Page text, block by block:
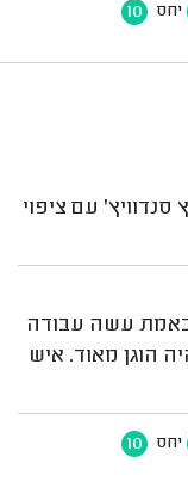
יחס 10
סנדוויץ' עם ציפוי
באמת עשה עבודה
הוגן מאוד. איש
יחס 10